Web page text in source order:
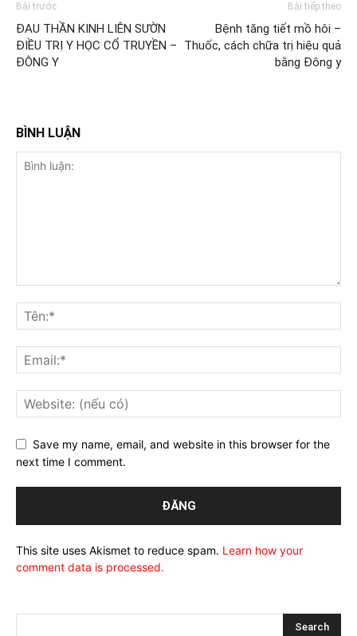
Bài trước
ĐAU THẦN KINH LIÊN SƯỜN
ĐIỀU TRỊ Y HỌC CỔ TRUYỀN –
ĐÔNG Y
Bài tiếp theo
Bệnh tăng tiết mồ hôi –
Thuốc, cách chữa trị hiệu quả
bằng Đông y
BÌNH LUẬN
Save my name, email, and website in this browser for the
next time I comment.
This site uses Akismet to reduce spam. Learn how your
comment data is processed.